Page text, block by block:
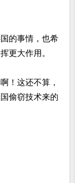
的事情，也希
更大作用。
！这还不算，
偷窃技术来的